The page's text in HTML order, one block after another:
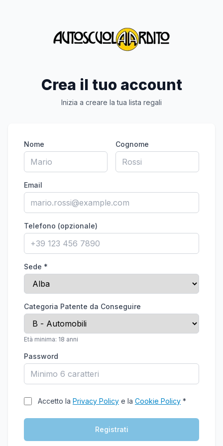
Crea il tuo account
Inizia a creare la tua lista regali
Nome Cognome
Email
Telefono (opzionale)
Sede *
Categoria Patente da Conseguire
Età minima: 18 anni
Password
Accetto la Privacy Policy e la Cookie Policy *
Registrati